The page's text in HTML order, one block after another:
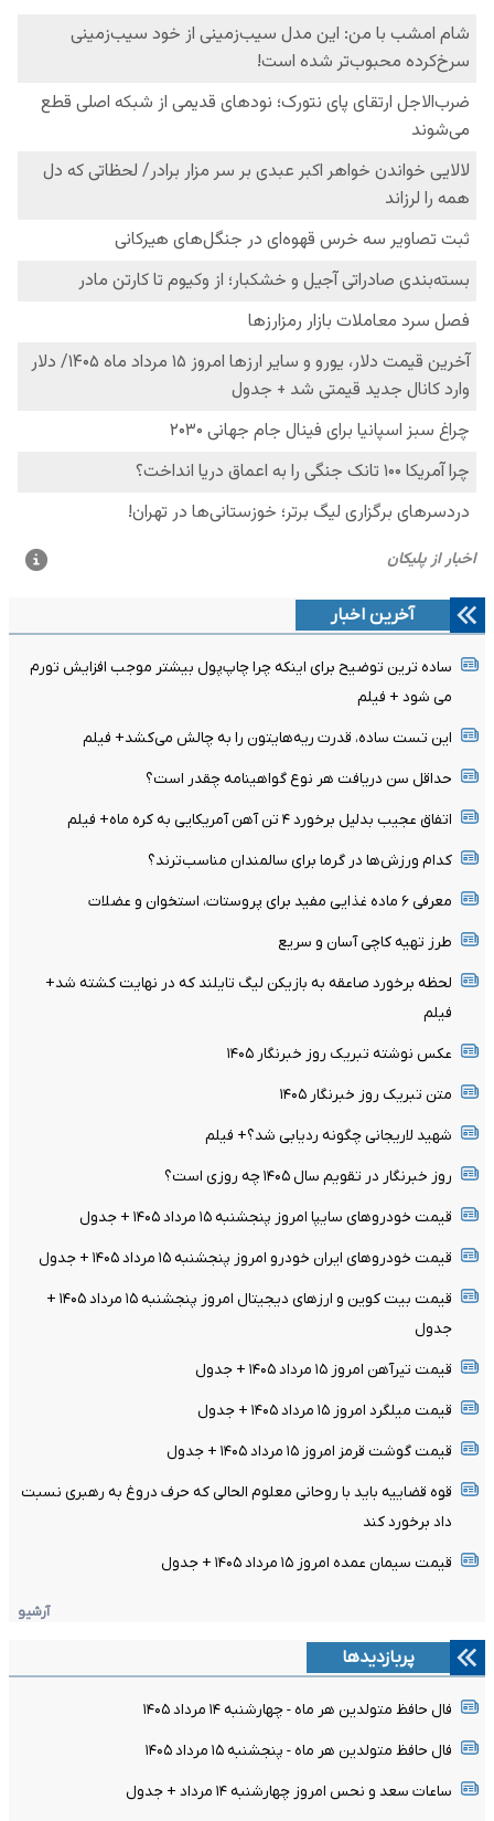
آخرین اخبار
ساده ترین توضیح برای اینکه چرا چاپ‌پول بیشتر موجب افزایش تورم
می شود + فیلم
این تست ساده، قدرت ریه‌هایتون را به چالش می‌کشد+ فیلم
حداقل سن دریافت هر نوع گواهینامه چقدر است؟
اتفاق عجیب بدلیل برخورد ۴ تن آهن آمریکایی به کره ماه+ فیلم
کدام ورزش‌ها در گرما برای سالمندان مناسب‌ترند؟
معرفی ۶ ماده غذایی مفید برای پروستات، استخوان و عضلات
طرز تهیه کاچی آسان و سریع
لحظه برخورد صاعقه به بازیکن لیگ تایلند که در نهایت کشته شد+
فیلم
عکس نوشته تبریک روز خبرنگار ۱۴۰۵
متن تبریک روز خبرنگار ۱۴۰۵
شهید لاریجانی چگونه ردیابی شد؟+ فیلم
روز خبرنگار در تقویم سال ۱۴۰۵ چه روزی است؟
قیمت خودرو‌های سایپا امروز پنجشنبه ۱۵ مرداد ۱۴۰۵ + جدول
قیمت خودرو‌های ایران خودرو امروز پنجشنبه ۱۵ مرداد ۱۴۰۵ + جدول
قیمت بیت کوین و ارز‌های دیجیتال امروز پنجشنبه ۱۵ مرداد ۱۴۰۵ +
جدول
قیمت تیرآهن امروز ۱۵ مرداد ۱۴۰۵ + جدول
قیمت میلگرد امروز ۱۵ مرداد ۱۴۰۵ + جدول
قیمت گوشت قرمز امروز ۱۵ مرداد ۱۴۰۵ + جدول
قوه قضاییه باید با روحانی معلوم الحالی که حرف دروغ به رهبری نسبت
داد برخورد کند
قیمت سیمان عمده امروز ۱۵ مرداد ۱۴۰۵ + جدول
آرشیو
پربازدیدها
فال حافظ متولدین هر ماه - چهارشنبه ۱۴ مرداد ۱۴۰۵
فال حافظ متولدین هر ماه - پنجشنبه ۱۵ مرداد ۱۴۰۵
ساعات سعد و نحس امروز چهارشنبه ۱۴ مرداد + جدول